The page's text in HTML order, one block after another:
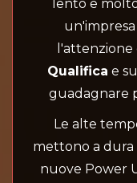
lento e
l'attenzione
Qualifica e
guadagnare
Le alte
mettono a
nuove Power